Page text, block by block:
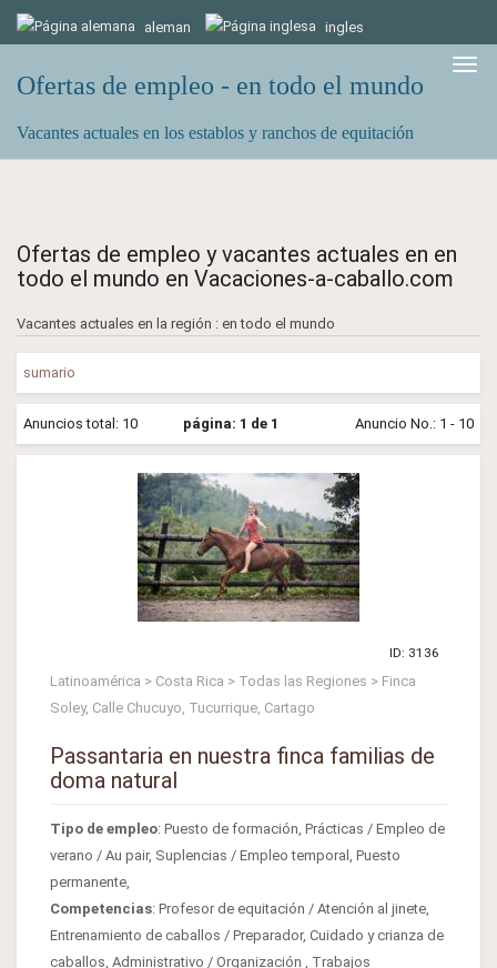
aleman ingles
Ofertas de empleo - en todo el mundo
Vacantes actuales en los establos y ranchos de equitación
Ofertas de empleo y vacantes actuales en en
todo el mundo en Vacaciones-a-caballo.com
Vacantes actuales en la región : en todo el mundo
sumario
Anuncios total: 10 página: 1 de 1 Anuncio No.: 1 - 10
ID: 3136
Latinoamérica > Costa Rica > Todas las Regiones > Finca
Soley, Calle Chucuyo, Tucurrique, Cartago
Passantaria en nuestra finca familias de
doma natural
Tipo de empleo: Puesto de formación, Prácticas / Empleo de
verano / Au pair, Suplencias / Empleo temporal, Puesto
permanente,
Competencias: Profesor de equitación / Atención al jinete,
Entrenamiento de caballos / Preparador, Cuidado y crianza de
caballos, Administrativo / Organización , Trabajos